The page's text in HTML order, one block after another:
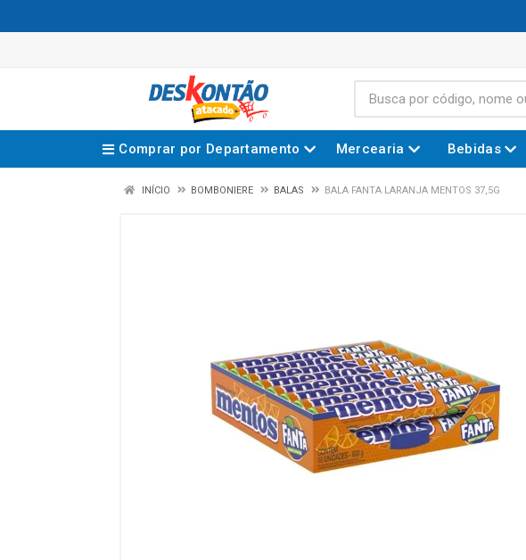
Comprar por Departamento Mercearia Bebidas
INÍCIO BOMBONIERE BALAS BALA FANTA LARANJA MENTOS 37,5G